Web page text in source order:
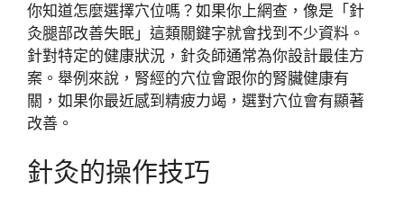
你知道怎麼選擇穴位嗎？如果你上網查，像是「針
灸腿部改善失眠」這類關鍵字就會找到不少資料。
針對特定的健康狀況，針灸師通常為你設計最佳方
案。舉例來說，腎經的穴位會跟你的腎臟健康有
關，如果你最近感到精疲力竭，選對穴位會有顯著
改善。
針灸的操作技巧